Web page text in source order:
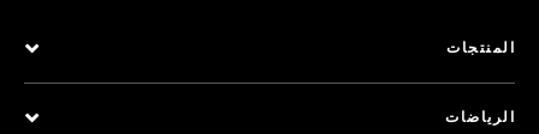
المنتجات
الرياضات